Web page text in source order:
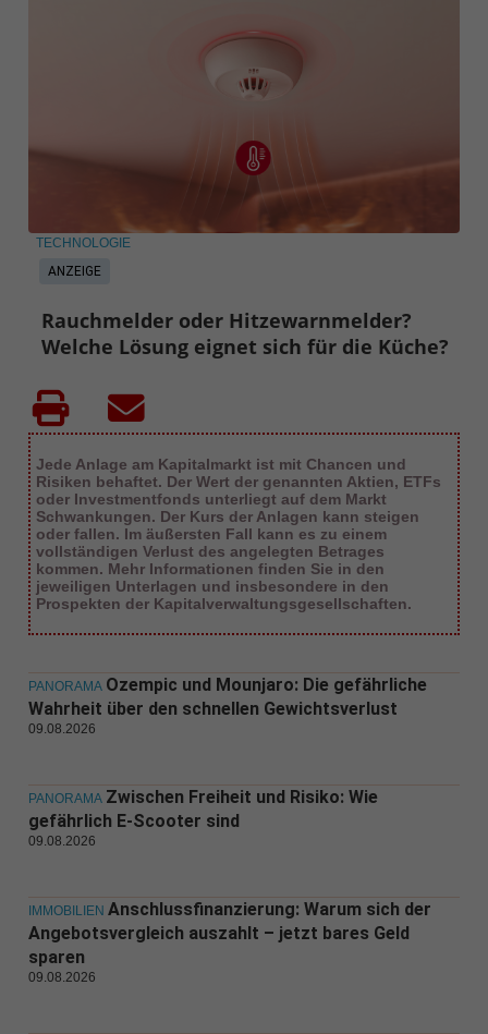
ANZEIGE
TECHNOLOGIE
Rauchmelder oder Hitzewarnmelder?
Welche Lösung eignet sich für die Küche?
Jede Anlage am Kapitalmarkt ist mit Chancen und
Risiken behaftet. Der Wert der genannten Aktien, ETFs
oder Investmentfonds unterliegt auf dem Markt
Schwankungen. Der Kurs der Anlagen kann steigen
oder fallen. Im äußersten Fall kann es zu einem
vollständigen Verlust des angelegten Betrages
kommen. Mehr Informationen finden Sie in den
jeweiligen Unterlagen und insbesondere in den
Prospekten der Kapitalverwaltungsgesellschaften.
PANORAMA Ozempic und Mounjaro: Die gefährliche
Wahrheit über den schnellen Gewichtsverlust
09.08.2026
PANORAMA Zwischen Freiheit und Risiko: Wie
gefährlich E-Scooter sind
09.08.2026
IMMOBILIEN Anschlussfinanzierung: Warum sich der
Angebotsvergleich auszahlt – jetzt bares Geld
sparen
09.08.2026